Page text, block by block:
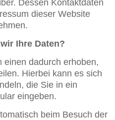
Dessen Kontaktdaten
dieser Website
Ihre Daten?
einen dadurch erhoben,
Hierbei kann es sich
die Sie in ein
eingeben.
beim Besuch der